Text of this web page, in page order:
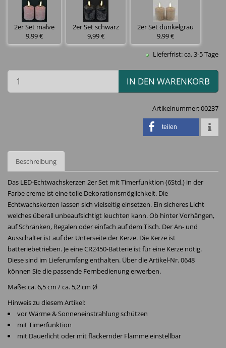
2er Set malve
9,99 €
2er Set schwarz
9,99 €
2er Set dunkelgrau
9,99 €
Lieferfrist: ca. 3-5 Tage
IN DEN WARENKORB
Artikelnummer:00237
teilen
Beschreibung
Das LED-Echtwachskerzen 2er Set mit Timerfunktion (6Std.) in der
Farbe creme ist eine tolle Dekorationsmöglichkeit. Die
Echtwachskerzen lassen sich vielseitig einsetzen. Ein sicheres Licht
welches überall unbeaufsichtigt leuchten kann. Ob hinter Vorhängen,
auf Schränken, Regalen oder einfach auf dem Tisch. Der An- und
Ausschalter ist auf der Unterseite der Kerze. Die Kerze ist
batteriebetrieben. Je eine CR2450-Batterie ist für eine Kerze nötig.
Diese sind im Lieferumfang enthalten. Über die Artikel-Nr. 0648
können Sie die passende Fernbedienung erwerben.
Maße: ca. 6,5 cm / ca. 5,2 cm Ø
Hinweis zu diesem Artikel:
vor Wärme & Sonneneinstrahlung schützen
mit Timerfunktion
mit Dauerlicht oder mit flackernder Flamme einstellbar